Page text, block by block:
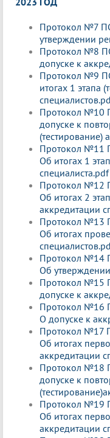
Протокол №7
утверждении
Протокол №8
допуске к
Протокол №9
итогах 1 этапа
Протокол №10
допуске к
(тестирование)
Протокол №11
Об итогах 1
специалиста.pdf
Протокол №12
Об итогах 2
аккредитации
Протокол №13
Об итогах
Протокол №14
Об
Протокол №15
допуске к
Протокол №16
О допуске к
Протокол №17
Об итогах
аккредитации
Протокол №18
допуске к
Протокол №19
Об итогах
аккредитации